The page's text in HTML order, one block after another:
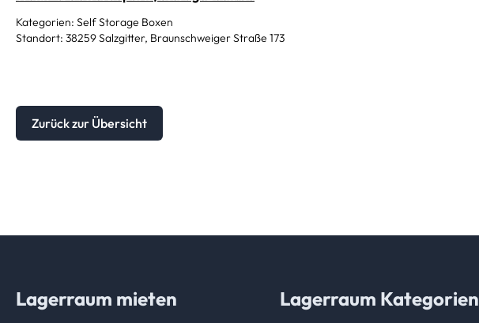
Kategorien: Self Storage Boxen
Standort: 38259 Salzgitter, Braunschweiger Straße 173
Zurück zur Übersicht
Lagerraum mieten Lagerraum Kategorien